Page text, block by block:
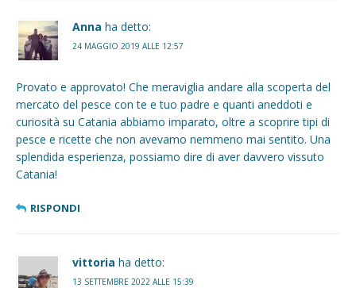
Anna ha detto:
24 MAGGIO 2019 ALLE 12:57
Provato e approvato! Che meraviglia andare alla scoperta del
mercato del pesce con te e tuo padre e quanti aneddoti e
curiosità su Catania abbiamo imparato, oltre a scoprire tipi di
pesce e ricette che non avevamo nemmeno mai sentito. Una
splendida esperienza, possiamo dire di aver davvero vissuto
Catania!
RISPONDI
vittoria ha detto:
13 SETTEMBRE 2022 ALLE 15:39